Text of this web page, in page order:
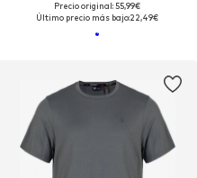
Precio original: 55,99€
Último precio más bajo:22,49€